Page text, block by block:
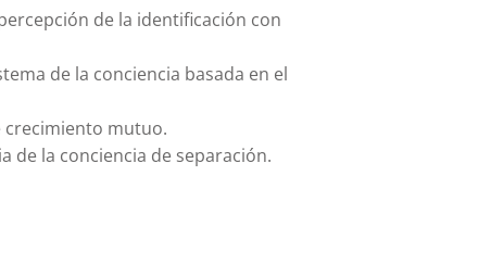
de la identificación con
de la conciencia basada en el
crecimiento mutuo.
de la conciencia de separación.